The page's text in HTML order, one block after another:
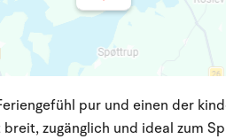
pur und einen der
zugänglich und ideal zum